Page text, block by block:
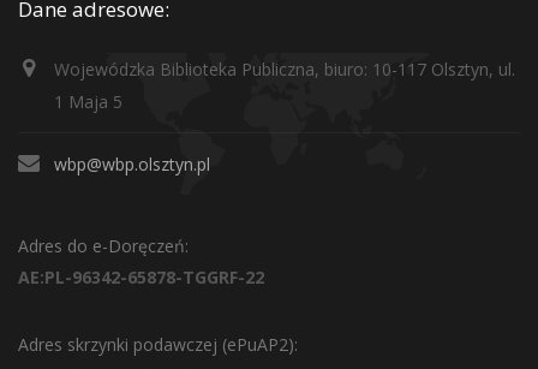
Dane adresowe:
Wojewódzka Biblioteka Publiczna, biuro: 10-117 Olsztyn, ul.
1 Maja 5
wbp@wbp.olsztyn.pl
Adres do e-Doręczeń:
AE:PL-96342-65878-TGGRF-22
Adres skrzynki podawczej (ePuAP2):